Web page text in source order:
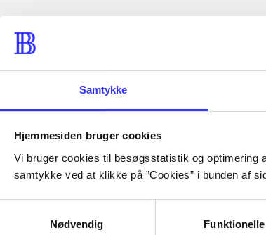
Samtykke
Hjemmesiden bruger cookies
Vi bruger cookies til besøgsstatistik og
samtykke ved at klikke på ”Cookies” i bunden af
Nødvendig
Funktionelle